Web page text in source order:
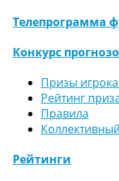
Телепрограмма
Конкурс
Призы
Рейтинг
Правила
Рейтинги